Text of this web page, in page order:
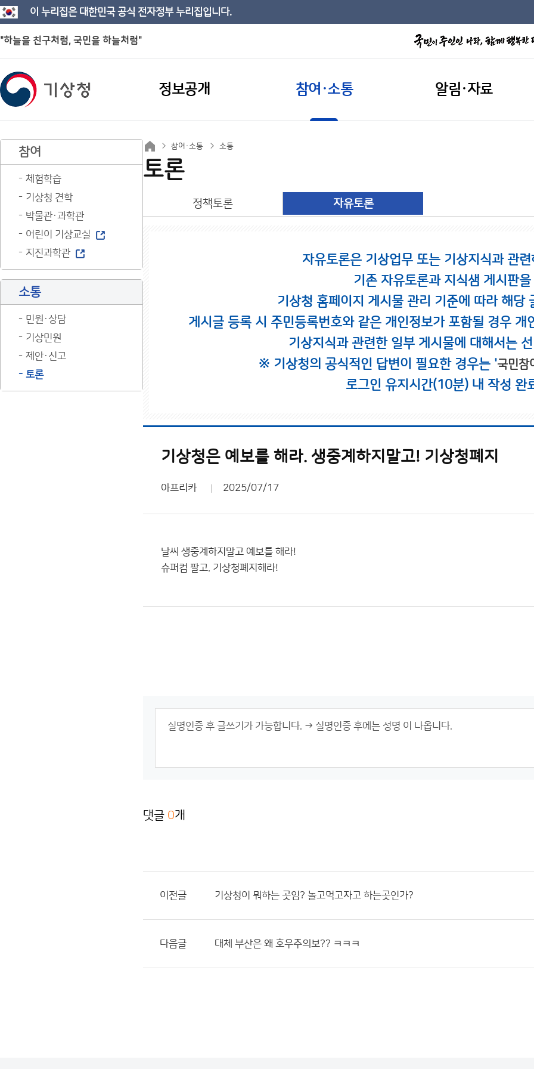
이 누리집은 대한민국 공식 전자정부 누리집입니다.
"하늘을 친구처럼, 국민을 하늘처럼"
정보공개 참여·소통 알림·자료
참여
체험학습
기상청 견학
박물관·과학관
어린이 기상교실
지진과학관
소통
민원·상담
기상민원
제안·신고
토론
참여·소통 소통
토론
정책토론 자유토론
자유토론은 기상업무 또는 기상지식과 관
기존 자유토론과 지식샘 게시판
기상청 홈페이지 게시물 관리 기준에 따라 해당
게시글 등록 시 주민등록번호와 같은 개인정보가 포함될 경우
기상지식과 관련한 일부 게시물에 대해서는
※ 기상청의 공식적인 답변이 필요한 경우는 '국민참
로그인 유지시간(10분) 내 작성 완
기상청은 예보를 해라. 생중계하지말고! 기상청폐지
아프리카 2025/07/17
날씨 생중계하지말고 예보를 해라!
슈퍼컴 팔고. 기상청폐지해라!
댓글 0개
이전글 기상청이 뭐하는 곳임? 놀고먹고자고 하는곳인가?
다음글 대체 부산은 왜 호우주의보?? ㅋㅋㅋ